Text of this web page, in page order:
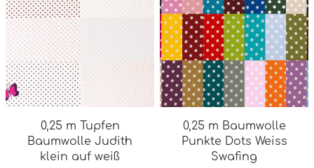
0,25 m Tupfen
Baumwolle Judith
klein auf weiß
0,25 m Baumwolle
Punkte Dots Weiss
Swafing